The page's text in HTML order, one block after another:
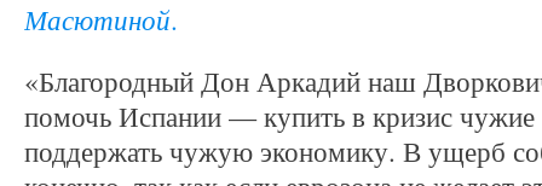
Масютиной.
«Благородный Дон Аркадий наш
помочь Испании — купить в кризис
поддержать чужую экономику. В ущерб